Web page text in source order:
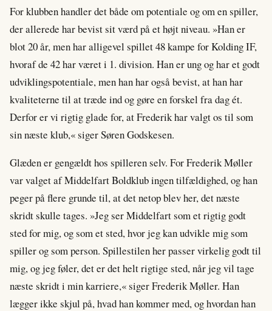
For klubben handler det både om potentiale og om en spiller,
der allerede har bevist sit værd på et højt niveau. »Han er
blot 20 år, men har alligevel spillet 48 kampe for Kolding IF,
hvoraf de 42 har været i 1. division. Han er ung og har et godt
udviklingspotentiale, men han har også bevist, at han har
kvaliteterne til at træde ind og gøre en forskel fra dag ét.
Derfor er vi rigtig glade for, at Frederik har valgt os til som
sin næste klub,« siger Søren Godskesen.
Glæden er gengældt hos spilleren selv. For Frederik Møller
var valget af Middelfart Boldklub ingen tilfældighed, og han
peger på flere grunde til, at det netop blev her, det næste
skridt skulle tages. »Jeg ser Middelfart som et rigtig godt
sted for mig, og som et sted, hvor jeg kan udvikle mig som
spiller og som person. Spillestilen her passer virkelig godt til
mig, og jeg føler, det er det helt rigtige sted, når jeg vil tage
næste skridt i min karriere,« siger Frederik Møller. Han
lægger ikke skjul på, hvad han kommer med, og hvordan han